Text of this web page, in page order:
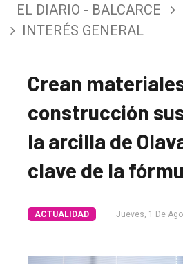
EL DIARIO - BALCARCE
INTERÉS GENERAL
Crean
construcción
la arcilla de
clave de la
ACTUALIDAD Jueves, 1 De